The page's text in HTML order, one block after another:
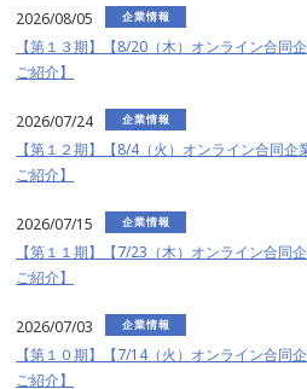
2026/08/05 企業情報
【第１３期】【8/20（木）オンライン合同
ご紹介】
2026/07/24 企業情報
【第１２期】【8/4（火）オンライン合同
ご紹介】
2026/07/15 企業情報
【第１１期】【7/23（木）オンライン合同
ご紹介】
2026/07/03 企業情報
【第１０期】【7/14（火）オンライン合同
ご紹介】